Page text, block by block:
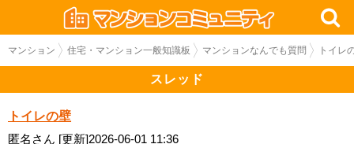
マンション 住宅・マンション一般知識板 マンションなんでも質問 トイレ
スレッド
トイレの壁
匿名さん [更新]2026-06-01 11:36